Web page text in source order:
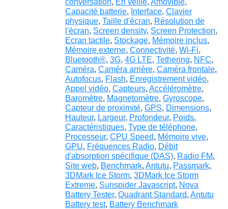
conversation, En veille, Amovible,
Capacité batterie, Interface, Clavier
physique, Taille d'écran, Résolution de
l'écran, Screen density, Screen Protection,
Ecran tactile, Stockage, Mémoire inclus,
Mémoire externe, Connectivité, Wi-Fi,
Bluetooth®, 3G, 4G LTE, Tethering, NFC,
Caméra, Caméra arrière, Caméra frontale,
Autofocus, Flash, Enregistrement vidéo,
Appel vidéo, Capteurs, Accéléromètre,
Baromètre, Magnetomètre, Gyroscope,
Capteur de proximité, GPS, Dimensions,
Hauteur, Largeur, Profondeur, Poids,
Caractéristiques, Type de téléphone,
Processeur, CPU Speed, Mémoire vive,
GPU, Fréquences Radio, Débit
d'absorption spécifique (DAS), Radio FM,
Site web, Benchmark, Antutu, Passmark,
3DMark Ice Storm, 3DMark Ice Storm
Extreme, Sunspider Javascript, Nova
Battery Tester, Quadrant Standard, Antutu
Battery test, Battery Benchmark